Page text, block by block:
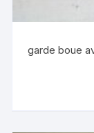
garde boue